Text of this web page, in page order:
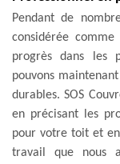
Pendant de
considérée
progrès dans les
pouvons
durables. SOS
en précisant les
pour votre toit et
travail que nous